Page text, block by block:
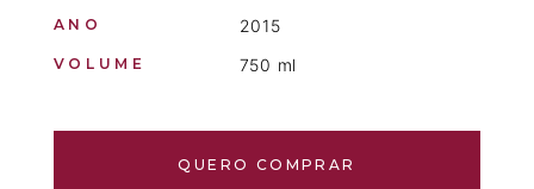
ANO 2015
VOLUME 750 ml
QUERO COMPRAR